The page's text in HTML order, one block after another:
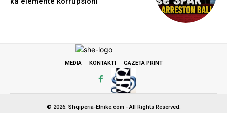
MEDIA KONTAKTI GAZETA PRINT
© 2026. Shqipëria-Etnike.com - All Rights Reserved.